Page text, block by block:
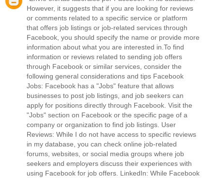
However, it suggests that if you are looking for reviews
or comments related to a specific service or platform
that offers job listings or job-related services through
Facebook, you should specify the name or provide more
information about what you are interested in.To find
information or reviews related to sending job offers
through Facebook or similar services, consider the
following general considerations and tips Facebook
Jobs: Facebook has a "Jobs" feature that allows
businesses to post job listings, and job seekers can
apply for positions directly through Facebook. Visit the
"Jobs" section on Facebook or the specific page of a
company or organization to find job listings. User
Reviews: While I do not have access to specific reviews
in my database, you can check online job-related
forums, websites, or social media groups where job
seekers and employers discuss their experiences with
using Facebook for job offers. LinkedIn: While Facebook